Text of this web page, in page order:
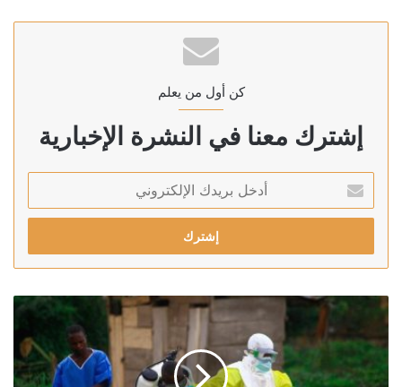
كن أول من يعلم
إشترك معنا في النشرة الإخبارية
بريدك
الإلكتروني